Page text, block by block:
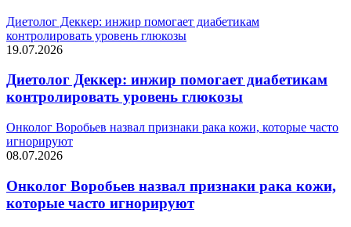
Диетолог Деккер: инжир помогает диабетикам
контролировать уровень глюкозы
19.07.2026
Диетолог Деккер: инжир помогает диабетикам
контролировать уровень глюкозы
Онколог Воробьев назвал признаки рака кожи, которые часто
игнорируют
08.07.2026
Онколог Воробьев назвал признаки рака кожи,
которые часто игнорируют